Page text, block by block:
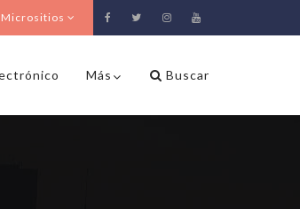
Micrositios
Más Buscar